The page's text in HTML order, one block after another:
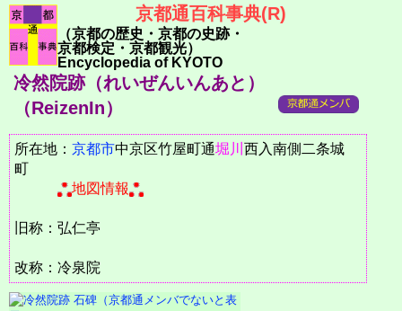
京都通百科事典(R)
（京都の歴史・京都の史跡・
京都検定・京都観光）
Encyclopedia of KYOTO
冷然院跡（れいぜんいんあと）
（ReizenIn）
所在地： 京都市中京区竹屋町通堀川 西入南側二条城
町
地図情報
旧称：弘仁亭
改称：冷泉院